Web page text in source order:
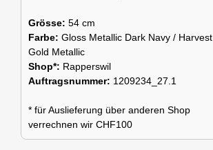
Grösse: 54 cm
Farbe: Gloss Metallic Dark Navy / Harvest
Gold Metallic
Shop*: Rapperswil
Auftragsnummer: 1209234_27.1
* für Auslieferung über anderen Shop
verrechnen wir CHF100